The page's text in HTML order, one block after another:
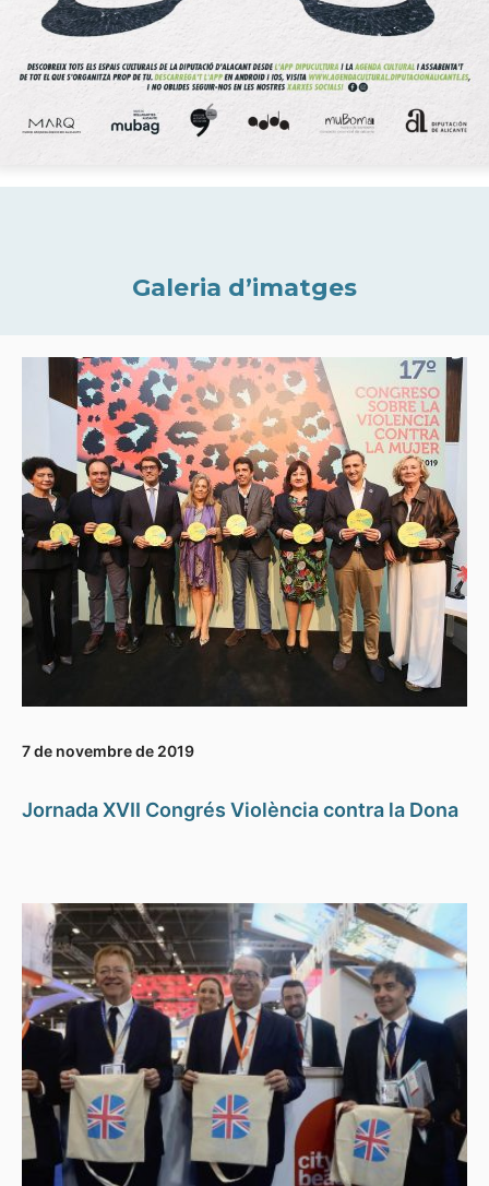
Galeria d’imatges
7 de novembre de 2019
Jornada XVII Congrés Violència contra la Dona